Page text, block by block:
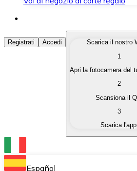
Acquista Criptovalute
Acquista le criptovalute che ti
Converti le tue criptovalute in
Scambia una criptovaluta con
Conserva le tue cripto in un
Registrati Accedi
Scarica il nostro
1
Apri la fotocamera del
2
Scansiona il
3
Scarica
Español